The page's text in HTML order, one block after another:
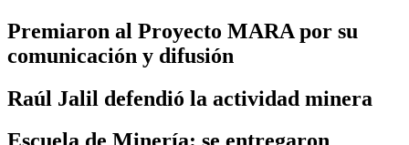
Premiaron al Proyecto MARA por su
comunicación y difusión
Raúl Jalil defendió la actividad minera